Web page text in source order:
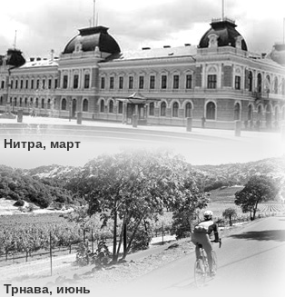
Нитра, март
Трнава, июнь